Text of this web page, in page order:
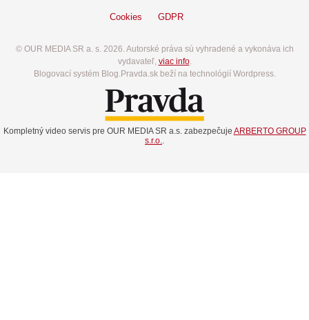
Cookies GDPR
© OUR MEDIA SR a. s. 2026. Autorské práva sú vyhradené a vykonáva ich
vydavateľ, viac info.
Blogovací systém Blog.Pravda.sk beží na technológií Wordpress.
Kompletný video servis pre OUR MEDIA SR a.s. zabezpečuje ARBERTO GROUP
s.r.o.